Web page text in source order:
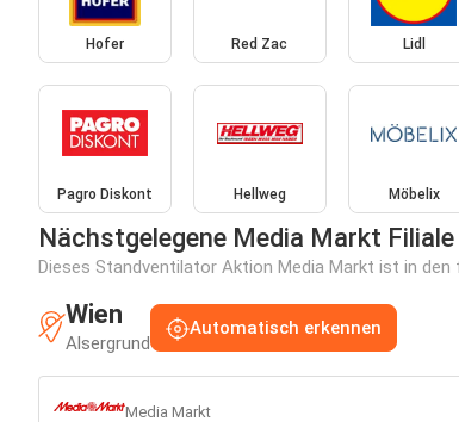
Hofer Red Zac Lidl
Pagro Diskont Hellweg Möbelix
Nächstgelegene Media Markt Filiale
Dieses Standventilator Aktion Media Markt ist in
Wien
Alsergrund
Automatisch erkennen
Media Markt